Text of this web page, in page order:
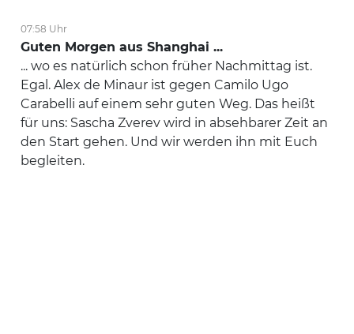
07:58 Uhr
Guten Morgen aus Shanghai ...
... wo es natürlich schon früher Nachmittag ist.
Egal. Alex de Minaur ist gegen Camilo Ugo
Carabelli auf einem sehr guten Weg. Das heißt
für uns: Sascha Zverev wird in absehbarer Zeit an
den Start gehen. Und wir werden ihn mit Euch
begleiten.